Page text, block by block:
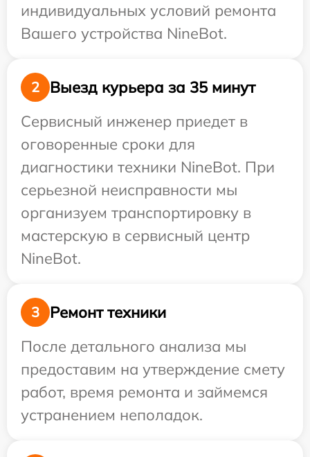
индивидуальных условий ремонта
Вашего устройства NineBot.
2
Выезд курьера за 35 минут
Сервисный инженер приедет в
оговоренные сроки для
диагностики техники NineBot. При
серьезной неисправности мы
организуем транспортировку в
мастерскую в сервисный центр
NineBot.
3
Ремонт техники
После детального анализа мы
предоставим на утверждение смету
работ, время ремонта и займемся
устранением неполадок.